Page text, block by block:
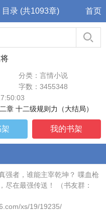
录 (共1093章) 首页
分类：言情小说
字数：3455348
章 十二级规则力（大结局）
我的书架
强者，谁能主宰乾坤？ 喋血枪
尽在最强传送！ （书友群：
xs/19/19235/